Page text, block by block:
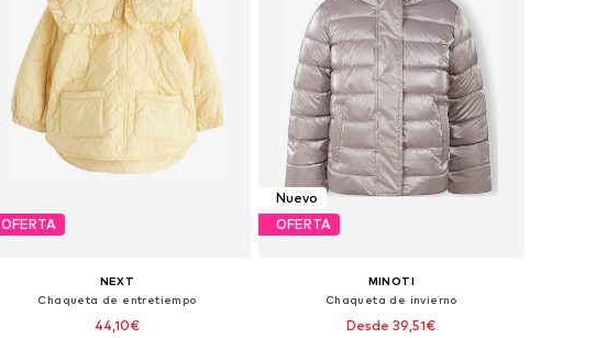
OFERTA
NEXT
Chaqueta de entretiempo
44,10€
Nuevo
OFERTA
MINOTI
Chaqueta de invierno
Desde 39,51€